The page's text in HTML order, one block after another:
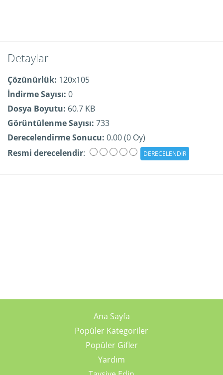
Detaylar
Çözünürlük: 120x105
İndirme Sayısı: 0
Dosya Boyutu: 60.7 KB
Görüntülenme Sayısı: 733
Derecelendirme Sonucu: 0.00 (0 Oy)
Resmi derecelendir:
Ana Sayfa
Popüler Kategoriler
Popüler Gifler
Yardım